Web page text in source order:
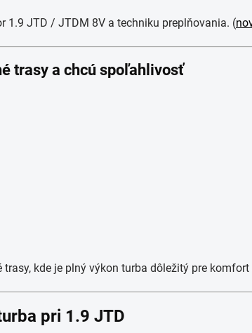
1.9 JTD / JTDM 8V a techniku preplňovania. (
trasy a chcú spoľahlivosť
kde je plný výkon turba dôležitý pre komfort
pri 1.9 JTD